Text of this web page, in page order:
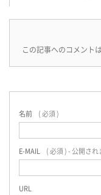
この記事へのコメント
名前 ( 必須 )
E-MAIL ( 必須 ) - 公開さ
URL